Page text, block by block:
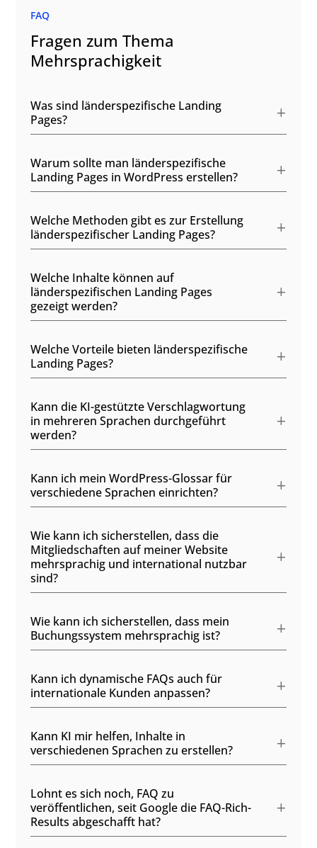
FAQ
Fragen zum Thema
Mehrsprachigkeit
Was sind länderspezifische Landing
Pages?
Warum sollte man länderspezifische
Landing Pages in WordPress erstellen?
Welche Methoden gibt es zur Erstellung
länderspezifischer Landing Pages?
Welche Inhalte können auf
länderspezifischen Landing Pages
gezeigt werden?
Welche Vorteile bieten länderspezifische
Landing Pages?
Kann die KI-gestützte Verschlagwortung
in mehreren Sprachen durchgeführt
werden?
Kann ich mein WordPress-Glossar für
verschiedene Sprachen einrichten?
Wie kann ich sicherstellen, dass die
Mitgliedschaften auf meiner Website
mehrsprachig und international nutzbar
sind?
Wie kann ich sicherstellen, dass mein
Buchungssystem mehrsprachig ist?
Kann ich dynamische FAQs auch für
internationale Kunden anpassen?
Kann KI mir helfen, Inhalte in
verschiedenen Sprachen zu erstellen?
Lohnt es sich noch, FAQ zu
veröffentlichen, seit Google die FAQ-Rich-
Results abgeschafft hat?